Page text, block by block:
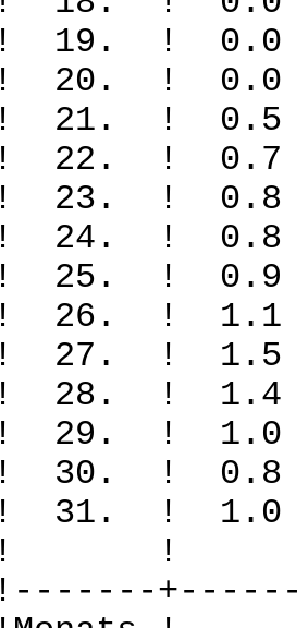
! 19. !
! 20. !
! 21. !
! 22. !
! 23. !
! 24. !
! 25. !
! 26. !
! 27. !
! 28. !
! 29. !
! 30. !
! 31. !
!
!-------